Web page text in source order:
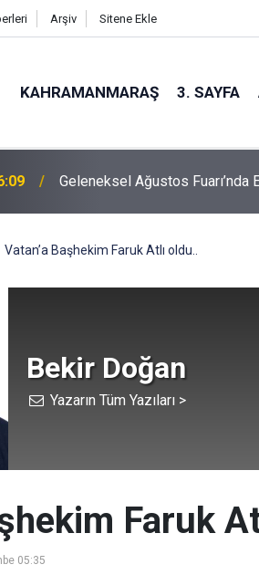
Arşiv Sitene Ekle
KAHRAMANMARAŞ 3. SAYFA
Geleneksel Ağustos Fuarı’nda
Vatan’a Başhekim Faruk Atlı oldu..
Bekir Doğan
Yazarın Tüm Yazıları >
Faruk
05:35